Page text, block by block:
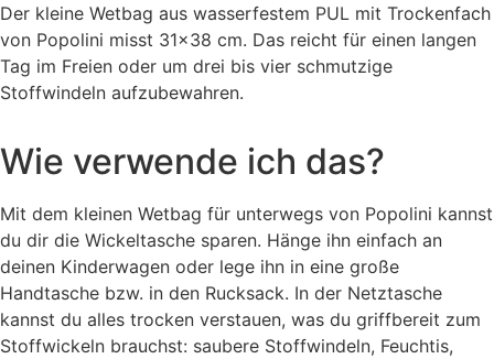
Der kleine Wetbag aus wasserfestem PUL mit Trockenfach
von Popolini misst 31×38 cm. Das reicht für einen langen
Tag im Freien oder um drei bis vier schmutzige
Stoffwindeln aufzubewahren.
Wie verwende ich das?
Mit dem kleinen Wetbag für unterwegs von Popolini kannst
du dir die Wickeltasche sparen. Hänge ihn einfach an
deinen Kinderwagen oder lege ihn in eine große
Handtasche bzw. in den Rucksack. In der Netztasche
kannst du alles trocken verstauen, was du griffbereit zum
Stoffwickeln brauchst: saubere Stoffwindeln, Feuchtis,